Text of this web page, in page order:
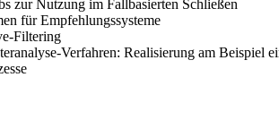
zur Nutzung im Fallbasierten Schließen
für Empfehlungssysteme
Filtering
Verfahren: Realisierung am Beispiel